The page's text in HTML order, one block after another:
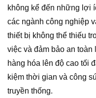
không kể đến những lợi
các ngành công nghiệp
thiết bị không thể thiếu
việc và đảm bảo an
hàng hóa lên độ cao tối
kiệm thời gian và công
truyền thống.